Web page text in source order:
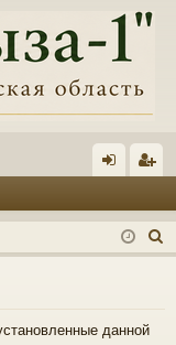
д ис
тр
ия
о
данной